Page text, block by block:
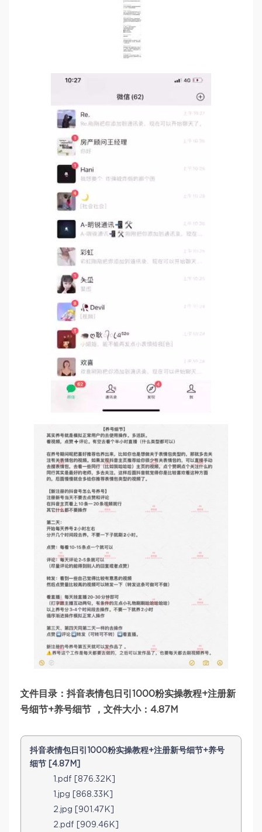
文件目录：抖音表情包日引1000粉实操教程+注册新
号细节+养号细节 ，文件大小：4.87M
抖音表情包日引1000粉实操教程+注册新号细节+养号
细节 [4.87M]
1.pdf [876.32K]
1.jpg [868.33K]
2.jpg [901.47K]
2.pdf [909.46K]